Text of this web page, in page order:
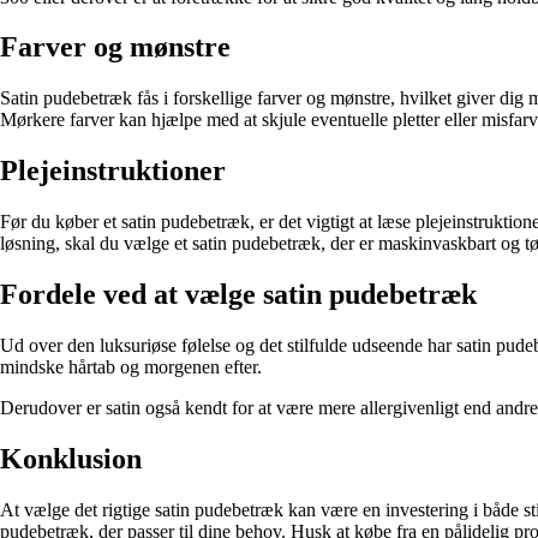
Farver og mønstre
Satin pudebetræk fås i forskellige farver og mønstre, hvilket giver
Mørkere farver kan hjælpe med at skjule eventuelle pletter eller
Plejeinstruktioner
Før du køber et satin pudebetræk, er det vigtigt at læse
løsning, skal du vælge et satin pudebetræk, der er maskinvaskbart og
Fordele ved at vælge satin pudebetræk
Ud over den luksuriøse følelse og det stilfulde udseende har satin
mindske hårtab og morgenen efter.
Derudover er satin også kendt for at være mere allergivenligt end
Konklusion
At vælge det rigtige satin pudebetræk kan være en investering i både
pudebetræk, der passer til dine behov. Husk at købe fra en pålidelig